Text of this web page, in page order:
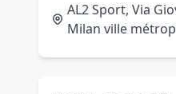
AL2 Sport, Via
Milan ville